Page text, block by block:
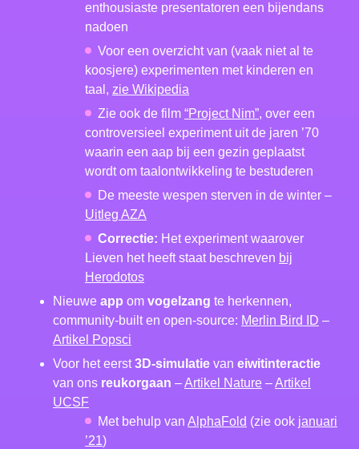
enthousiaste presentatoren een bijendans
nadoen
Voor een overzicht van (vaak niet al te
koosjere) experimenten met kinderen en
taal, zie Wikipedia
Zie ook de film “Project Nim”, over een
controversieel experiment uit de jaren ’70
waarin een aap bij een gezin geplaatst
wordt om taalontwikkeling te bestuderen
De meeste wespen sterven in de winter –
Uitleg AZA
Correctie: Het experiment waarover
Lieven het heeft staat beschreven bij
Herodotos
Nieuwe app om vogelzang te herkennen,
community-built en open-source: Merlin Bird ID –
Artikel Popsci
Voor het eerst3D-simulatie van eiwitinteractie
van ons reukorgaan –Artikel Nature –Artikel
UCSF
Met behulp van AlphaFold (zie ook januari
’21)